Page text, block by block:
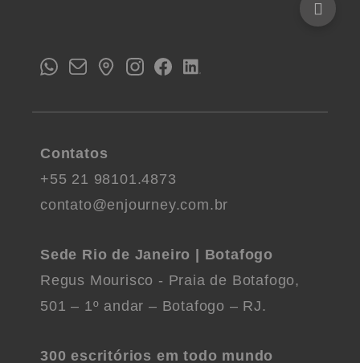
Contatos
+55 21 98101.4873
contato@enjourney.com.br
Sede Rio de Janeiro | Botafogo
Regus Mourisco - Praia de Botafogo,
501 – 1º andar – Botafogo – RJ.
300 escritórios em todo mundo